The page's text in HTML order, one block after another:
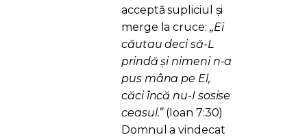
acceptă supliciul și
merge la cruce: „Ei
căutau deci să-L
prindă şi nimeni n-a
pus mâna pe El,
căci încă nu-I sosise
ceasul.”(Ioan 7:30)
Domnul a vindecat